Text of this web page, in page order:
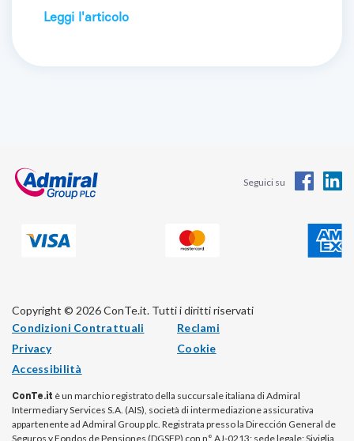
Leggi l'articolo
Seguici su
Copyright © 2026 ConTe.it. Tutti i diritti riservati
Condizioni Contrattuali
Reclami
Privacy
Cookie
Accessibilità
ConTe.it è un marchio registrato della succursale italiana di Admiral
Intermediary Services S.A. (AIS), società di intermediazione assicurativa
appartenente ad Admiral Group plc. Registrata presso la Dirección General de
Seguros y Fondos de Pensiones (DGSFP) con n° AJ-0213; sede legale: Siviglia